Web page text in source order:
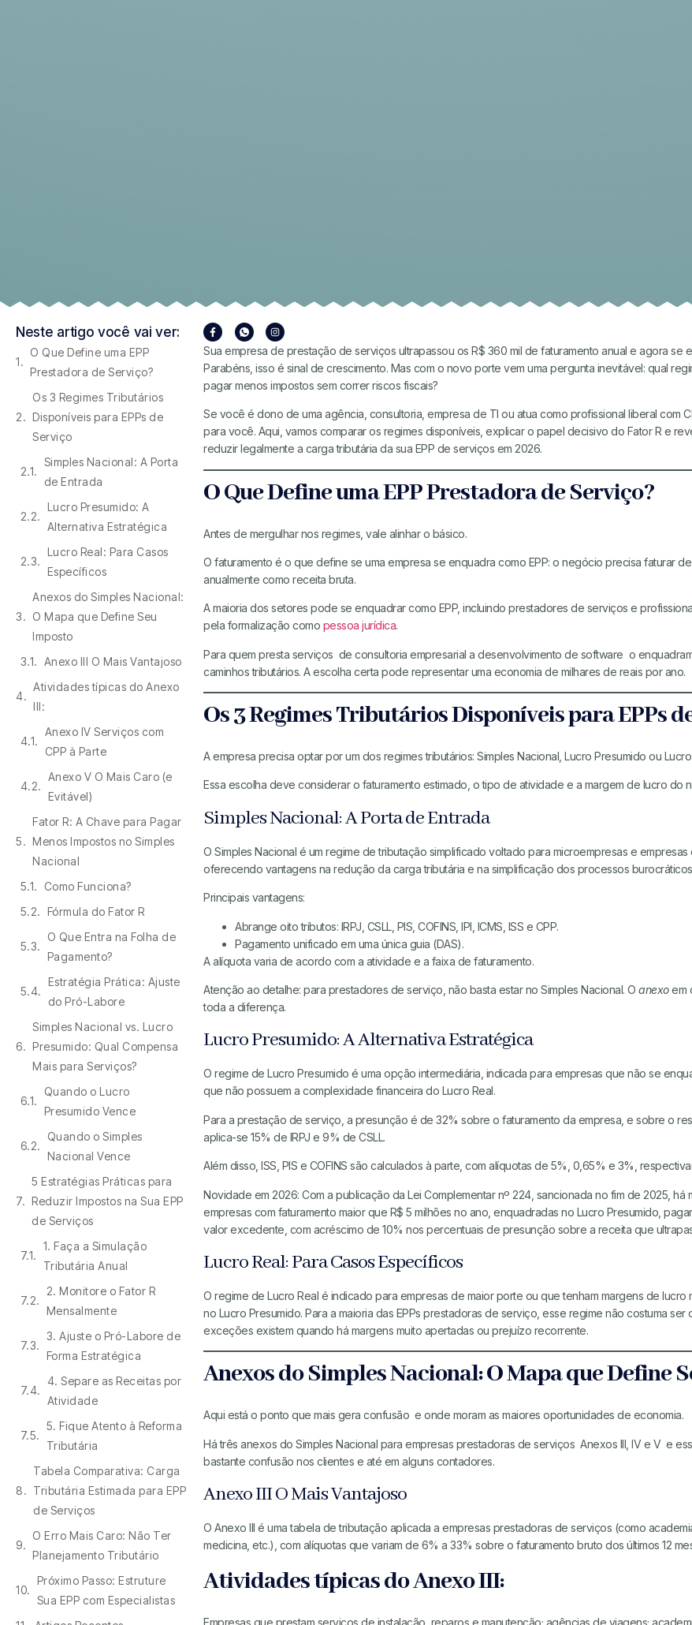
Neste artigo você vai ver:
O Que Define uma EPP
Prestadora de Serviço?
Os 3 Regimes Tributários
Disponíveis para EPPs de
Serviço
Simples Nacional: A Porta
de Entrada
Lucro Presumido: A
Alternativa Estratégica
Lucro Real: Para Casos
Específicos
Anexos do Simples Nacional:
O Mapa que Define Seu
Imposto
Anexo III O Mais Vantajoso
Atividades típicas do Anexo
III:
Anexo IV Serviços com
CPP à Parte
Anexo V O Mais Caro (e
Evitável)
Fator R: A Chave para Pagar
Menos Impostos no Simples
Nacional
Como Funciona?
Fórmula do Fator R
O Que Entra na Folha de
Pagamento?
Estratégia Prática: Ajuste
do Pró-Labore
Simples Nacional vs. Lucro
Presumido: Qual Compensa
Mais para Serviços?
Quando o Lucro
Presumido Vence
Quando o Simples
Nacional Vence
5 Estratégias Práticas para
Reduzir Impostos na Sua EPP
de Serviços
1. Faça a Simulação
Tributária Anual
2. Monitore o Fator R
Mensalmente
3. Ajuste o Pró-Labore de
Forma Estratégica
4. Separe as Receitas por
Atividade
5. Fique Atento à Reforma
Tributária
Tabela Comparativa: Carga
Tributária Estimada para EPP
de Serviços
O Erro Mais Caro: Não Ter
Planejamento Tributário
Próximo Passo: Estruture
Sua EPP com Especialistas
Sua empresa de prestação de serviços ultrapassou os R$ 360 mil de faturamento anual e agora se
Parabéns, isso é sinal de crescimento. Mas com o novo porte vem uma pergunta inevitável: qual
pagar menos impostos sem correr riscos fiscais?
Se você é dono de uma agência, consultoria, empresa de TI ou atua como profissional liberal com
para você. Aqui, vamos comparar os regimes disponíveis, explicar o papel decisivo do Fator R e
reduzir legalmente a carga tributária da sua EPP de serviços em 2026.
O Que Define uma EPP Prestadora de Serviço?
Antes de mergulhar nos regimes, vale alinhar o básico.
O faturamento é o que define se uma empresa se enquadra como EPP: o negócio precisa faturar
anualmente como receita bruta.
A maioria dos setores pode se enquadrar como EPP, incluindo prestadores de serviços e
pela formalização como pessoa jurídica.
Para quem presta serviços de consultoria empresarial a desenvolvimento de software o
caminhos tributários. A escolha certa pode representar uma economia de milhares de reais por ano.
Os 3 Regimes Tributários Disponíveis para EPPs
A empresa precisa optar por um dos regimes tributários: Simples Nacional, Lucro Presumido ou Lucro
Essa escolha deve considerar o faturamento estimado, o tipo de atividade e a margem de lucro do
Simples Nacional: A Porta de Entrada
O Simples Nacional é um regime de tributação simplificado voltado para microempresas e
oferecendo vantagens na redução da carga tributária e na simplificação dos processos
Principais vantagens:
Abrange oito tributos: IRPJ, CSLL, PIS, COFINS, IPI, ICMS, ISS e CPP.
Pagamento unificado em uma única guia (DAS).
A alíquota varia de acordo com a atividade e a faixa de faturamento.
Atenção ao detalhe: para prestadores de serviço, não basta estar no Simples Nacional. Oanexoem
toda a diferença.
Lucro Presumido: A Alternativa Estratégica
O regime de Lucro Presumido é uma opção intermediária, indicada para empresas que não se
que não possuem a complexidade financeira do Lucro Real.
Para a prestação de serviço, a presunção é de 32% sobre o faturamento da empresa, e sobre o
aplica-se 15% de IRPJ e 9% de CSLL.
Além disso, ISS, PIS e COFINS são calculados à parte, com alíquotas de 5%, 0,65% e 3%,
Novidade em 2026: Com a publicação da Lei Complementar nº 224, sancionada no fim de 2025, há
empresas com faturamento maior que R$ 5 milhões no ano, enquadradas no Lucro Presumido,
valor excedente, com acréscimo de 10% nos percentuais de presunção sobre a receita que
Lucro Real: Para Casos Específicos
O regime de Lucro Real é indicado para empresas de maior porte ou que tenham margens de lucro
no Lucro Presumido. Para a maioria das EPPs prestadoras de serviço, esse regime não costuma ser
exceções existem quando há margens muito apertadas ou prejuízo recorrente.
Anexos do Simples Nacional: O Mapa que Define
Aqui está o ponto que mais gera confusão e onde moram as maiores oportunidades de economia.
Há três anexos do Simples Nacional para empresas prestadoras de serviços Anexos III, IV e V e
bastante confusão nos clientes e até em alguns contadores.
Anexo III O Mais Vantajoso
O Anexo III é uma tabela de tributação aplicada a empresas prestadoras de serviços (como
medicina, etc.), com alíquotas que variam de 6% a 33% sobre o faturamento bruto dos últimos 12
Atividades típicas do Anexo III:
Empresas que prestam serviços de instalação, reparos e manutenção; agências de viagens;